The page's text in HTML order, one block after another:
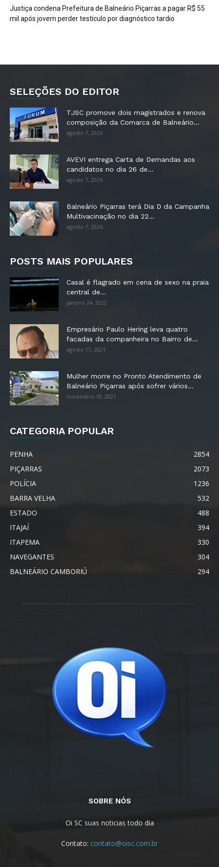
Justiça condena Prefeitura de Balneário Piçarras a pagar R$ 55
mil após jovem perder testículo por diagnóstico tardio
SELEÇÕES DO EDITOR
TJSC promove dois magistrados e renova
composição da Comarca de Balneário...
agosto 7, 2026
AVEVI entrega Carta de Demandas aos
candidatos no dia 26 de...
agosto 7, 2026
Balneário Piçarras terá Dia D da Campanha
Multivacinação no dia 22...
agosto 7, 2026
POSTS MAIS POPULARES
Casal é flagrado em cena de sexo na praia
central de...
janeiro 24, 2022
Empresário Paulo Hering leva quatro
facadas da companheira no Bairro de...
agosto 11, 2021
Mulher morre no Pronto Atendimento de
Balneário Piçarras após sofrer vários...
novembro 19, 2021
CATEGORIA POPULAR
PENHA
2854
PIÇARRAS
2073
POLÍCIA
1236
BARRA VELHA
532
ESTADO
488
ITAJAÍ
394
ITAPEMA
330
NAVEGANTES
304
BALNEÁRIO CAMBORIÚ
294
SOBRE NÓS
Oi SC suas noticias todo dia
Contato: contato@oisc.com.br